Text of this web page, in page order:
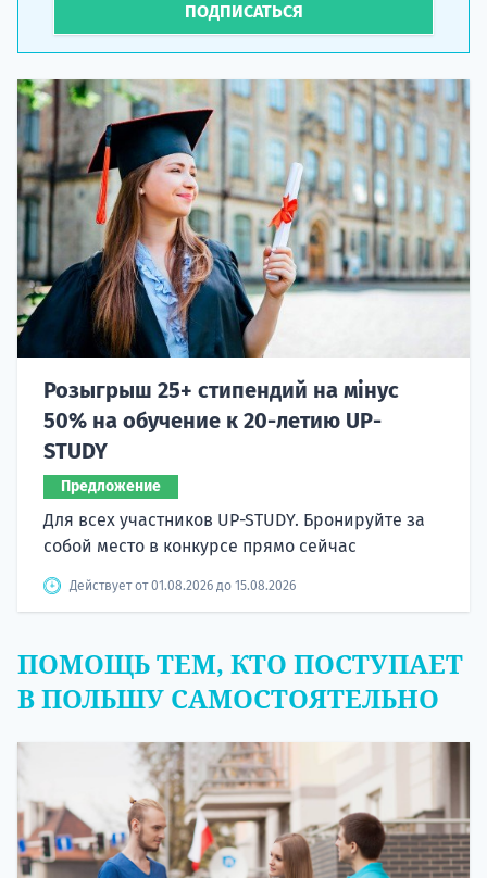
ПОДПИСАТЬСЯ
Розыгрыш 25+ стипендий на мінус
50% на обучение к 20-летию UP-
STUDY
Предложение
Для всех участников UP-STUDY. Бронируйте за
собой место в конкурсе прямо сейчас
Действует от 01.08.2026 до 15.08.2026
ПОМОЩЬ ТЕМ, КТО ПОСТУПАЕТ
В ПОЛЬШУ САМОСТОЯТЕЛЬНО